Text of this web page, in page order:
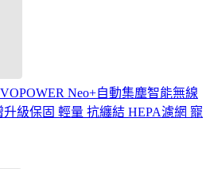
Neo+自動集塵智能無線
級保固 輕量 抗纏結 HEPA濾網 寵